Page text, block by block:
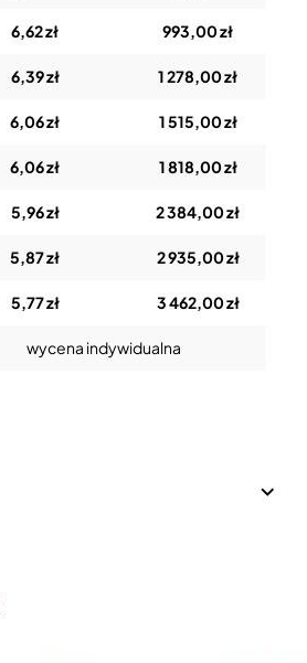
6,62 zł 993,00 zł
6,39 zł 1 278,00 zł
6,06 zł 1 515,00 zł
6,06 zł 1 818,00 zł
5,96 zł 2 384,00 zł
5,87 zł 2 935,00 zł
5,77 zł 3 462,00 zł
wycena indywidualna